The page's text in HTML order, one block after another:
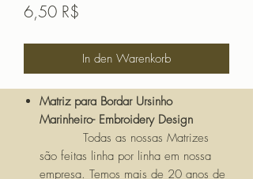
6,50 R$
In den Warenkorb
Matriz para Bordar Ursinho
Marinheiro- Embroidery Design
Todas as nossas Matrizes
são feitas linha por linha em nossa
empresa. Temos mais de 20 anos de